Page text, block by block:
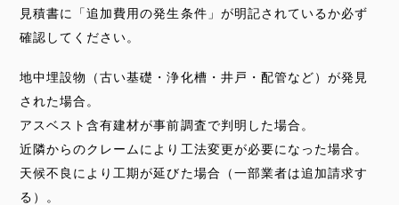
見積書に「追加費用の発生条件」が明記されているか必ず
確認してください。
地中埋設物（古い基礎・浄化槽・井戸・配管など）が発見
された場合。
アスベスト含有建材が事前調査で判明した場合。
近隣からのクレームにより工法変更が必要になった場合。
天候不良により工期が延びた場合（一部業者は追加請求す
る）。